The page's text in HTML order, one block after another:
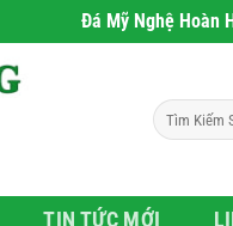
Đá Mỹ Nghệ Hoàn
Tìm
kiếm:
TIN TỨC MỚI